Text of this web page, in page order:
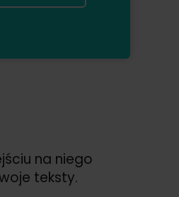
na niego
teksty.